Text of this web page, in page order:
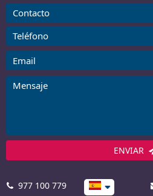
ENVIAR
977 100 779